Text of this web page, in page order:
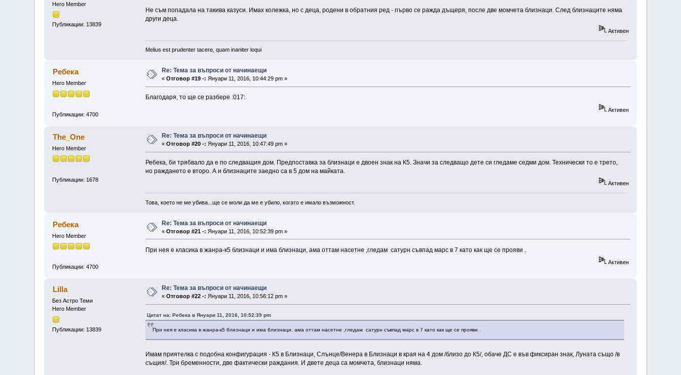
Hero Member
Публикации: 13839
Не съм попадала на такива казуси. Имах колежка, но с деца, родени в обратния ред - първо се ражда дъщеря, после две момчета близнаци. След близнаците няма
други деца.
Активен
Melius est prudenter tacere, quam inaniter loqui
Ребека
Hero Member
Публикации: 4700
Re: Тема за въпроси от начинаещи
«Отговор #19 -: Януари 11, 2016, 10:44:29 pm »
Благодаря, то ще се разбере :017:
Активен
The_One
Hero Member
Публикации: 1678
Re: Тема за въпроси от начинаещи
«Отговор #20 -: Януари 11, 2016, 10:47:49 pm »
Ребека, би трябвало да е по следващия дом. Предпоставка за близнаци е двоен знак на К5. Значи за следващо дете си гледаме седми дом. Технически то е трето,
но раждането е второ. А и близнаците заедно са в 5 дом на майката.
Активен
Това, което не ме убива...ще се моли да ме е убило, когато е имало възможност.
Ребека
Hero Member
Публикации: 4700
Re: Тема за въпроси от начинаещи
«Отговор #21 -: Януари 11, 2016, 10:52:39 pm »
При нея е класика в жанра-к5 близнаци и има близнаци, ама оттам насетне ,гледам сатурн съвпад марс в 7 като как ще се прояви .
Активен
Lilla
Без Астро Теми
Hero Member
Публикации: 13839
Re: Тема за въпроси от начинаещи
«Отговор #22 -: Януари 11, 2016, 10:56:12 pm »
Цитат на: Ребека в Януари 11, 2016, 10:52:39 pm
При нея е класика в жанра-к5 близнаци и има близнаци, ама оттам насетне ,гледам сатурн съвпад марс в 7 като как ще се прояви .
Имам приятелка с подобна конфигурация - К5 в Близнаци, Слънце/Венера в Близнаци в края на 4 дом /близо до К5/, обаче ДС е във фиксиран знак, Луната също /в
същия/. Три бременности, две фактически раждания. И двете деца са момчета, близнаци няма.